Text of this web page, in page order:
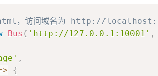
windowInstance: object,
&& windowInstance .
，访问域名为 http://
Bus ( 'http://127.0.0.1:10001' ,
,
{